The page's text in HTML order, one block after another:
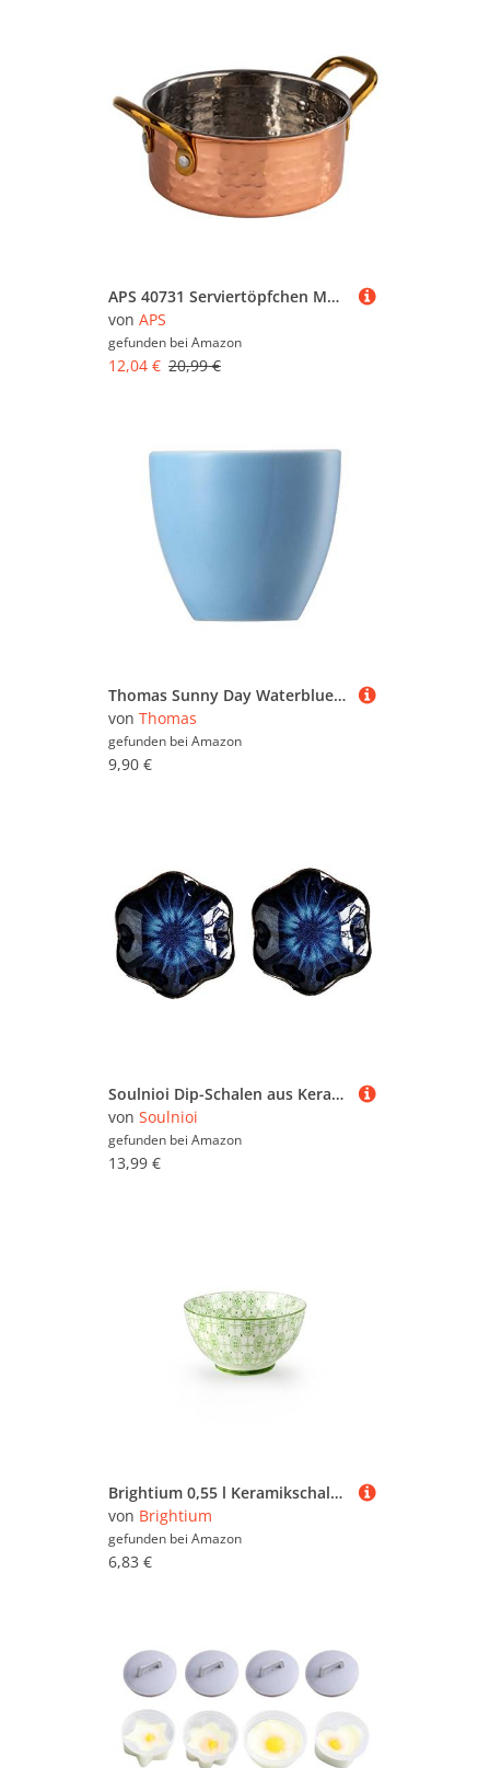
APS 40731 Serviertöpfchen MUMBAI, Edelstahl, Kupfer-Look, Ø 11,5 cm, 0,35 Liter
von APS
gefunden bei Amazon
12,04 € 20,99 €
Thomas Sunny Day Waterblue Eierbecher
von Thomas
gefunden bei Amazon
9,90 €
Soulnioi Dip-Schalen aus Keramik, Soßenschalen, Mini-Beilagen, Blumen, Gewürzschale, Dessertschalen, Gewürzschalen, Snackschalen für Soja, Snack, Dessert, Sushi, Vorspeisen, 2 Stück/10,9 cm
von Soulnioi
gefunden bei Amazon
13,99 €
Brightium 0,55 l Keramikschale, modernes Design, ideal für Dekorationen und den täglichen Gebrauch, robustes und pflegeleichtes Material.
von Brightium
gefunden bei Amazon
6,83 €